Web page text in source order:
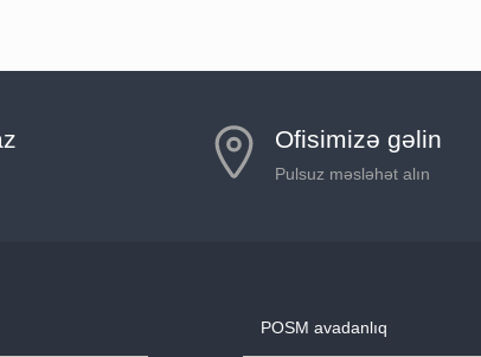
Ofisimizə gəlin
Pulsuz məsləhət alın
POSM avadanlıq